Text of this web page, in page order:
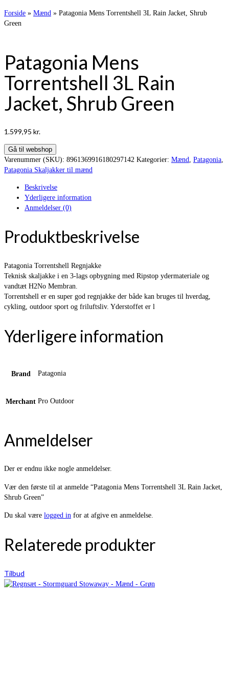
Forside » Mænd » Patagonia Mens Torrentshell 3L Rain Jacket, Shrub
Green
Patagonia Mens
Torrentshell 3L Rain
Jacket, Shrub Green
1.599,95 kr.
Gå til webshop
Varenummer (SKU): 8961369916180297142 Kategorier: Mænd Patagonia
Patagonia Skaljakker til mænd
Beskrivelse
Yderligere information
Anmeldelser (0)
Produktbeskrivelse
Patagonia Torrentshell Regnjakke
Teknisk skaljakke i en 3-lags opbygning med Ripstop ydermateriale og
vandtæt H2No Membran.
Torrentshell er en super god regnjakke der både kan bruges til hverdag,
cykling, outdoor sport og friluftsliv. Yderstoffet er l
Yderligere information
Brand Patagonia
Merchant Pro Outdoor
Anmeldelser
Der er endnu ikke nogle anmeldelser.
Vær den første til at anmelde “Patagonia Mens Torrentshell 3L Rain Jacket,
Shrub Green”
Du skal være logged in for at afgive en anmeldelse.
Relaterede produkter
Tilbud